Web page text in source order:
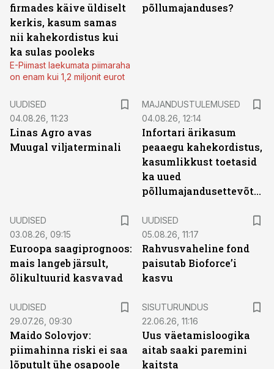
firmades käive üldiselt
kerkis, kasum samas
nii kahekordistus kui
ka sulas pooleks
E-Piimast laekumata piimaraha
on enam kui 1,2 miljonit eurot
põllumajanduses?
UUDISED
04.08.26, 11:23
Linas Agro avas
Muugal viljaterminali
MAJANDUSTULEMUSED
04.08.26, 12:14
Infortari ärikasum
peaaegu kahekordistus,
kasumlikkust toetasid
ka uued
põllumajandusettevõtted
UUDISED
03.08.26, 09:15
Euroopa saagiprognoos:
mais langeb järsult,
õlikultuurid kasvavad
UUDISED
05.08.26, 11:17
Rahvusvaheline fond
paisutab Bioforce’i
kasvu
UUDISED
29.07.26, 09:30
Maido Solovjov:
piimahinna riski ei saa
lõputult ühe osapoole
SISUTURUNDUS
22.06.26, 11:16
Uus väetamisloogika
aitab saaki paremini
kaitsta